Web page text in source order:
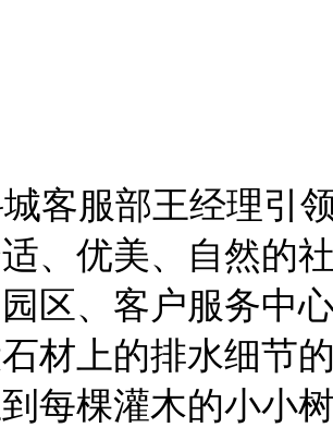
客服部王经理引
、优美、自然的
区、客户服务中
材上的排水细节
每棵灌木的小小